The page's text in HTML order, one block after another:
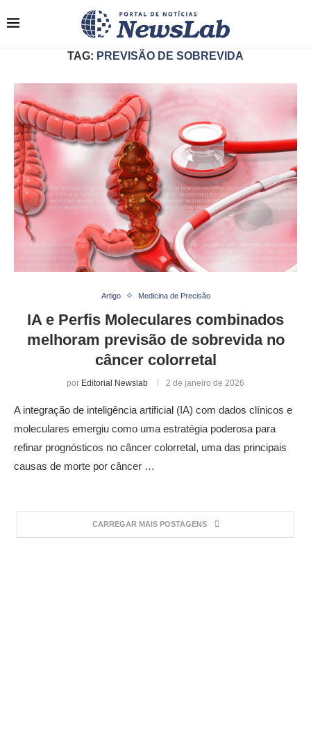
TAG: PREVISÃO DE SOBREVIDA
Artigo Medicina de Precisão
IA e Perfis Moleculares combinados
melhoram previsão de sobrevida no
câncer colorretal
por Editorial Newslab 2 de janeiro de 2026
A integração de inteligência artificial (IA) com dados clínicos e
moleculares emergiu como uma estratégia poderosa para
refinar prognósticos no câncer colorretal, uma das principais
causas de morte por câncer …
CARREGAR MAIS POSTAGENS